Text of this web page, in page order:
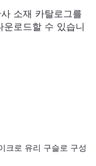
소재 카탈로그를
로드할 수 있습니
크로 유리 구슬로 구성